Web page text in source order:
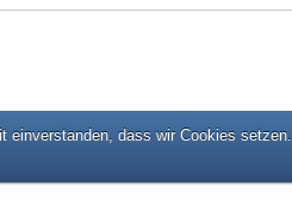
einverstanden, dass wir Cookies setzen.